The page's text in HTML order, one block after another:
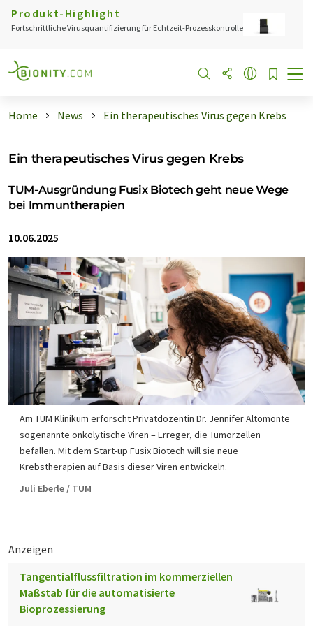
Produkt-Highlight
Fortschrittliche Virusquantifizierung für Echtzeit-Prozesskontrolle
Home News Ein therapeutisches Virus gegen Krebs
Ein therapeutisches Virus gegen Krebs
TUM-Ausgründung Fusix Biotech geht neue Wege
bei Immuntherapien
10.06.2025
Am TUM Klinikum erforscht Privatdozentin Dr. Jennifer Altomonte
sogenannte onkolytische Viren – Erreger, die Tumorzellen
befallen. Mit dem Start-up Fusix Biotech will sie neue
Krebstherapien auf Basis dieser Viren entwickeln.
Juli Eberle / TUM
Anzeigen
Tangentialflussfiltration im kommerziellen
Maßstab für die automatisierte
Bioprozessierung